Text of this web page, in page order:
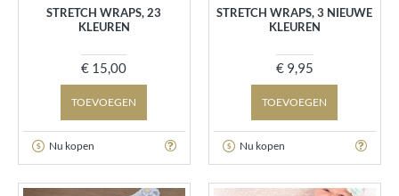
STRETCH WRAPS, 23
KLEUREN
€ 15,00
TOEVOEGEN
Nu kopen
STRETCH WRAPS, 3 NIEUWE
KLEUREN
€ 9,95
TOEVOEGEN
Nu kopen